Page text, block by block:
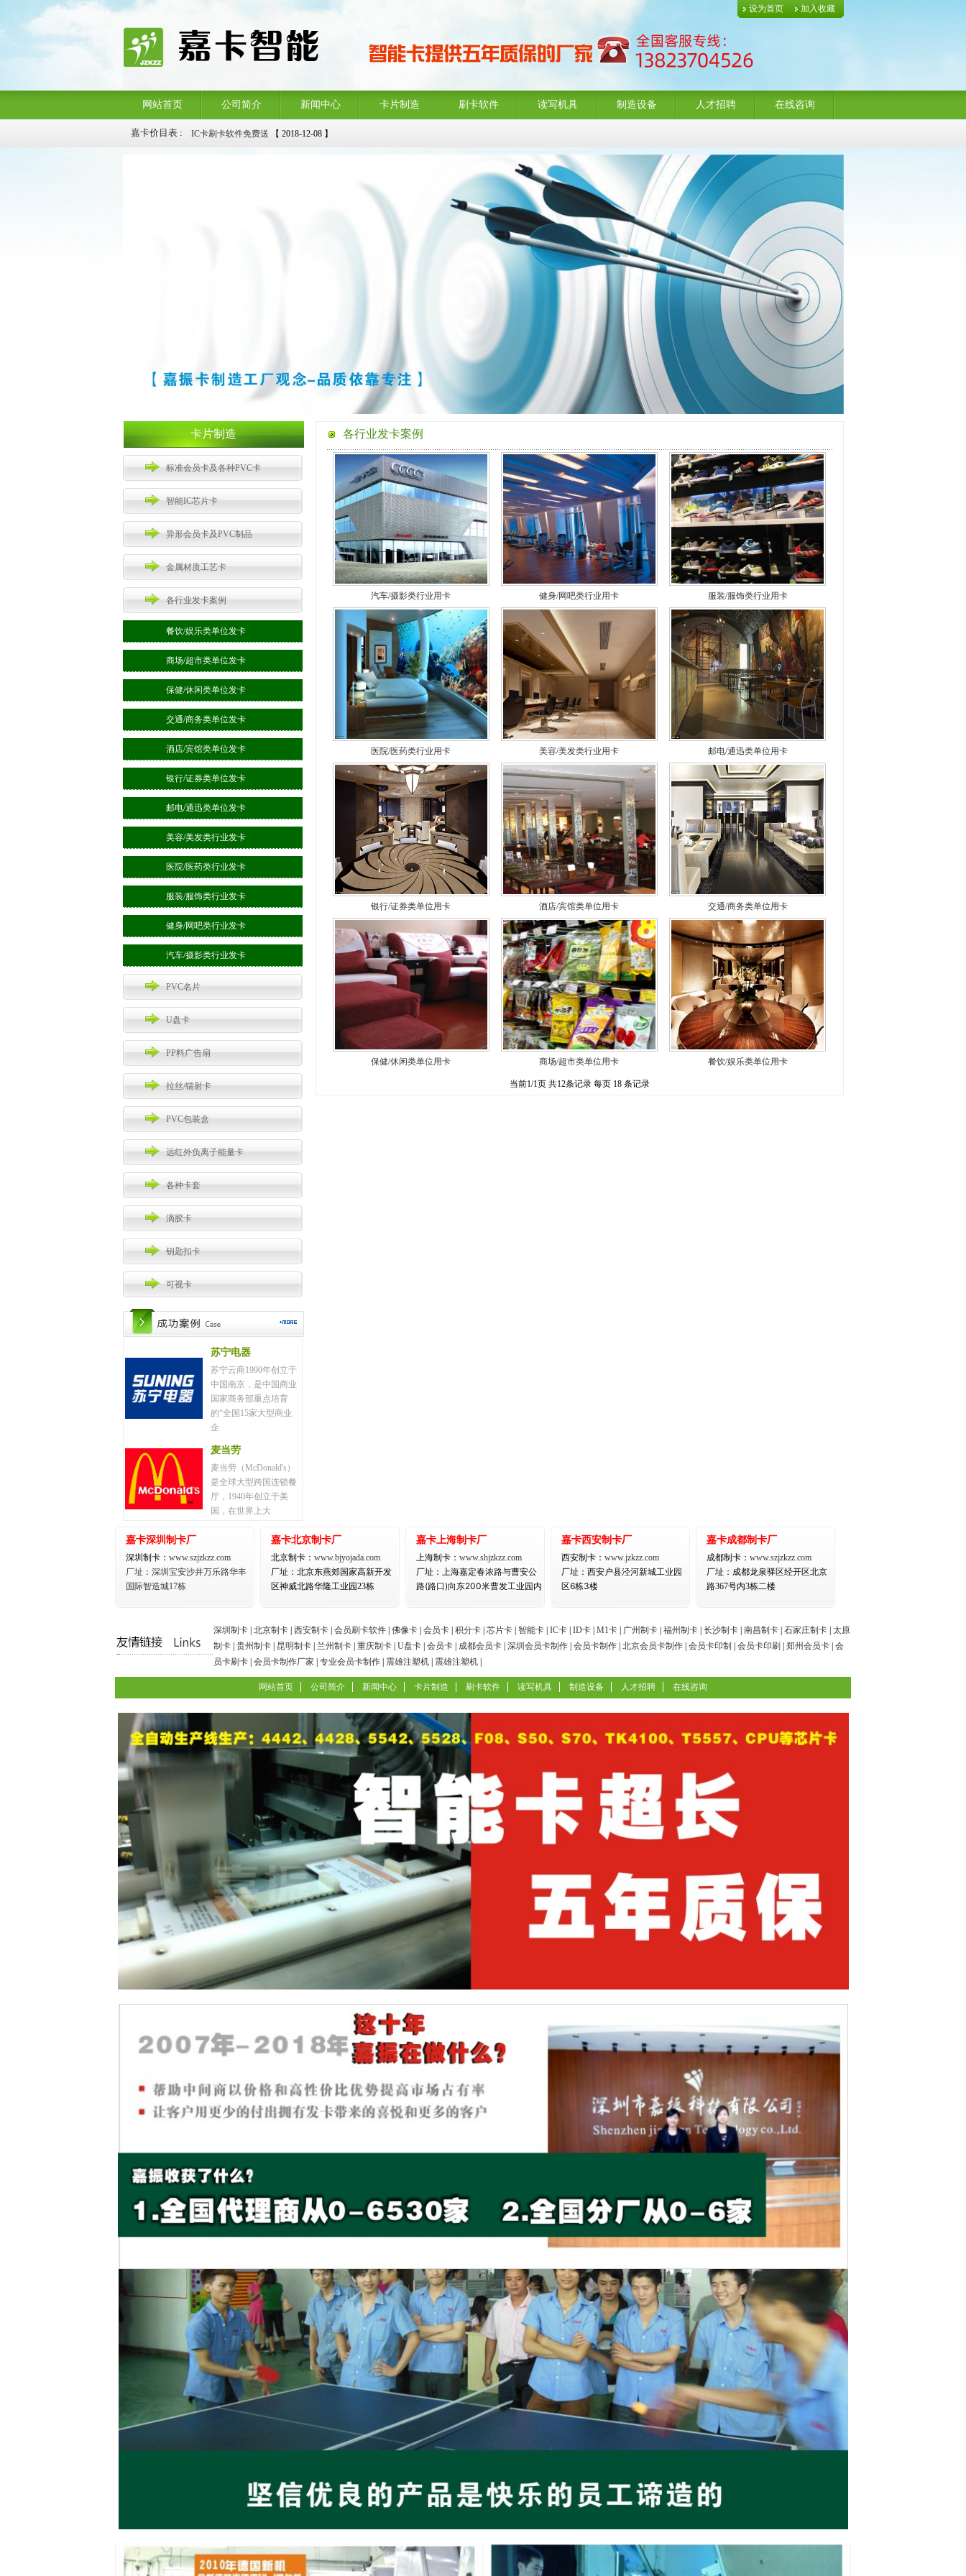
设为首页 加入收藏
网站首页 公司简介 新闻中心 卡片制造 刷卡软件 读写机具 制造设备 人才招聘 在线咨询
嘉卡价目表 :
IC卡刷卡软件免费送 【 2018-12-08 】
拉丝名片三折优惠【 2018-12-08 】
卡片制造
标准会员卡及各种PVC卡
智能IC芯片卡
异形会员卡及PVC制品
金属材质工艺卡
各行业发卡案例
餐饮/娱乐类单位发卡
商场/超市类单位发卡
保健/休闲类单位发卡
交通/商务类单位发卡
酒店/宾馆类单位发卡
银行/证券类单位发卡
邮电/通迅类单位发卡
美容/美发类行业发卡
医院/医药类行业发卡
服装/服饰类行业发卡
健身/网吧类行业发卡
汽车/摄影类行业发卡
PVC名片
U盘卡
PP料广告扇
拉丝/镭射卡
PVC包装盒
远红外负离子能量卡
各种卡套
滴胶卡
钥匙扣卡
可视卡
苏宁电器
苏宁云商1990年创立于
中国南京，是中国商业
国家商务部重点培育
的“全国15家大型商业
企
麦当劳
麦当劳（McDonald's）
是全球大型跨国连锁餐
厅，1940年创立于美
国，在世界上大
各行业发卡案例
汽车/摄影类行业用卡 健身/网吧类行业用卡 服装/服饰类行业用卡
医院/医药类行业用卡 美容/美发类行业用卡 邮电/通迅类单位用卡
银行/证券类单位用卡 酒店/宾馆类单位用卡 交通/商务类单位用卡
保健/休闲类单位用卡 商场/超市类单位用卡 餐饮/娱乐类单位用卡
当前1/1页 共12条记录 每页 18 条记录
嘉卡深圳制卡厂
深圳制卡： www.szjzkzz.com
厂址：深圳宝安沙井万乐路华丰
国际智造城17栋
嘉卡北京制卡厂
北京制卡： www.bjyojada.com
厂址：北京东燕郊国家高新开发
区神威北路华隆工业园23栋
嘉卡上海制卡厂
上海制卡： www.shjzkzz.com
厂址： 上海嘉定春浓路与曹安公
路(路口)向东200米曹发工业园内
嘉卡西安制卡厂
西安制卡： www.jzkzz.com
厂址： 西安户县泾河新城工业园
区6栋3楼
嘉卡成都制卡厂
成都制卡： www.szjzkzz.com
厂址： 成都龙泉驿区经开区北京
路367号内3栋二楼
深圳制卡 北京制卡 西安制卡 会员刷卡软件 佛像卡 会员卡 积分卡 芯片卡 智能卡 IC卡 ID卡 M1卡 广州制卡 福州制卡 长沙制卡 南昌制卡 石家庄制卡 太原
制卡 贵州制卡 昆明制卡 兰州制卡 重庆制卡 U盘卡 会员卡 成都会员卡 深圳会员卡制作 会员卡制作 北京会员卡制作 会员卡印制 会员卡印刷 郑州会员卡 会
员卡刷卡 会员卡制作厂家 专业会员卡制作 震雄注塑机 震雄注塑机
网站首页 公司简介 新闻中心 卡片制造 刷卡软件 读写机具 制造设备 人才招聘 在线咨询